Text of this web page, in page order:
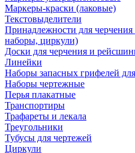
Маркеры-краски (лаковые)
Текстовыделители
Принадлежности для
наборы, циркули)
Доски для черчения и
Линейки
Наборы запасных грифелей
Наборы чертежные
Перья плакатные
Транспортиры
Трафареты и лекала
Треугольники
Тубусы для чертежей
Циркули